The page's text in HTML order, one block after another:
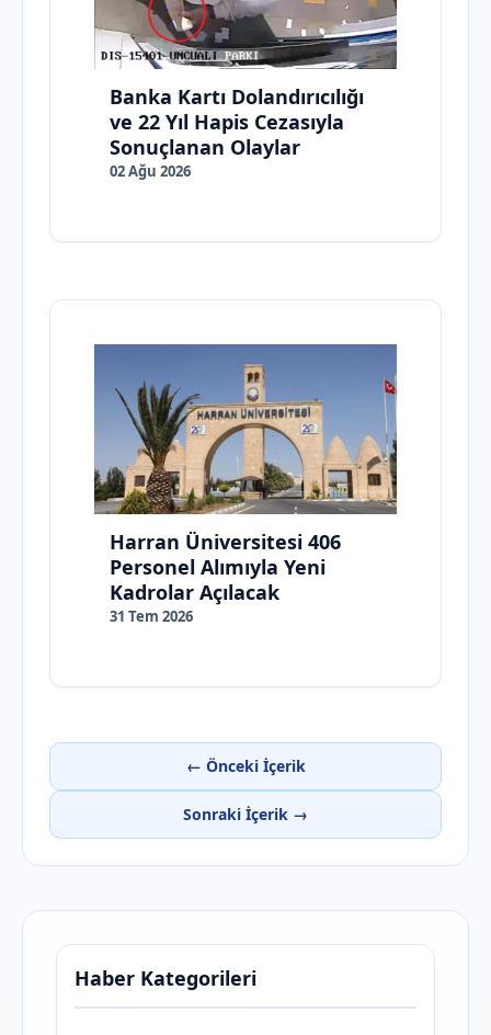
Banka Kartı Dolandırıcılığı
ve 22 Yıl Hapis Cezasıyla
Sonuçlanan Olaylar
02 Ağu 2026
Harran Üniversitesi 406
Personel Alımıyla Yeni
Kadrolar Açılacak
31 Tem 2026
← Önceki İçerik
Sonraki İçerik →
Haber Kategorileri